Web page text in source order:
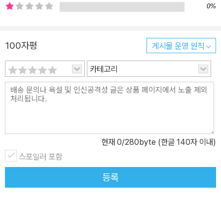
는 새 책 《잘 자, 올빼미야!》의 매력에 흠뻑 빠져 보세요.
0%
100자평 게시물 운영 원칙
카테고리
현재 0/280byte (한글 140자 이내)
스포일러 포함
등록